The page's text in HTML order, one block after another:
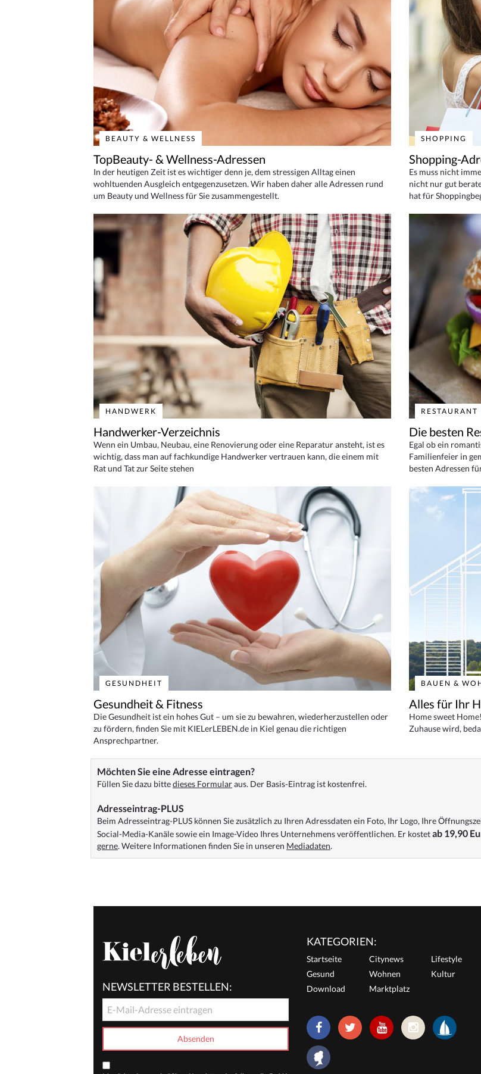
BEAUTY & WELLNESS
TopBeauty- & Wellness-Adressen
In der heutigen Zeit ist es wichtiger denn je, dem stressigen Alltag einen
wohltuenden Ausgleich entgegenzusetzen. Wir haben daher alle Adressen rund
um Beauty und Wellness für Sie zusammengestellt.
SHOPPING
Shopping-
Es muss nicht
nicht nur gut
hat für
HANDWERK
Handwerker-Verzeichnis
Wenn ein Umbau, Neubau, eine Renovierung oder eine Reparatur ansteht, ist es
wichtig, dass man auf fachkundige Handwerker vertrauen kann, die einem mit
Rat und Tat zur Seite stehen
RESTAURANT
Die besten
Egal ob ein
Familienfeier in
besten Adressen
GESUNDHEIT
Gesundheit & Fitness
Die Gesundheit ist ein hohes Gut – um sie zu bewahren, wiederherzustellen oder
zu fördern, finden Sie mit KIELerLEBEN.de in Kiel genau die richtigen
Ansprechpartner.
BAUEN &
Alles für Ihr
Home sweet
Zuhause wird,
Möchten Sie eine Adresse eintragen?
Füllen Sie dazu bittedieses Formularaus. Der Basis-Eintrag ist kostenfrei.
Adresseintrag-PLUS
Beim Adresseintrag-PLUS können Sie zusätzlich zu Ihren Adressdaten ein Foto, Ihr Logo, Ihre
Social-Media-Kanäle sowie ein Image-Video Ihres Unternehmens veröffentlichen. Er kostetab 19,90
gerne. Weitere Informationen finden Sie in unseren Mediadaten.
NEWSLETTER BESTELLEN:
KATEGORIEN:
Startseite Citynews
Lifestyle
Gesund
Wohnen
Kultur
Download
Marktplatz